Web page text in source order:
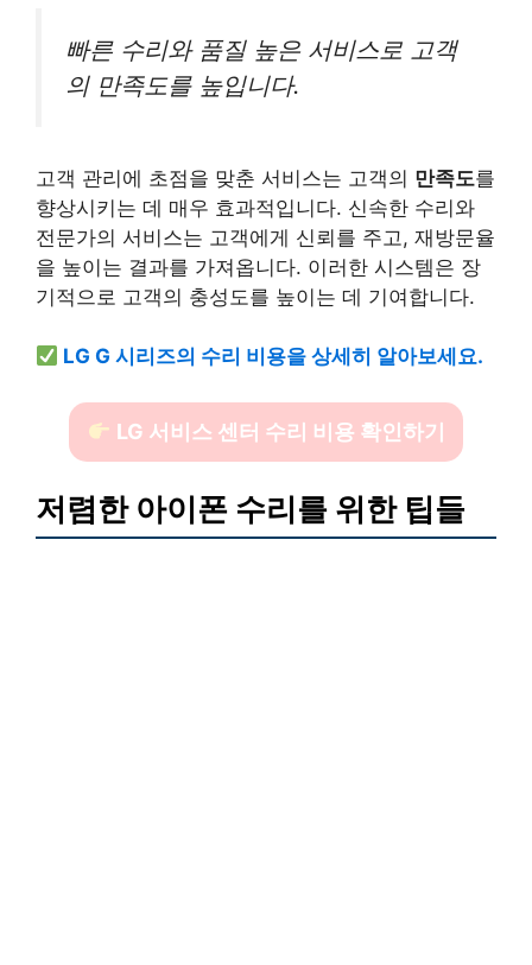
빠른 수리와 품질 높은 서비스로 고객
의 만족도를 높입니다.
고객 관리에 초점을 맞춘 서비스는 고객의 만족도를
향상시키는 데 매우 효과적입니다. 신속한 수리와
전문가의 서비스는 고객에게 신뢰를 주고, 재방문율
을 높이는 결과를 가져옵니다. 이러한 시스템은 장
기적으로 고객의 충성도를 높이는 데 기여합니다.
LG G 시리즈의 수리 비용을 상세히 알아보세요.
LG 서비스 센터 수리 비용 확인하기
저렴한 아이폰 수리를 위한 팁들